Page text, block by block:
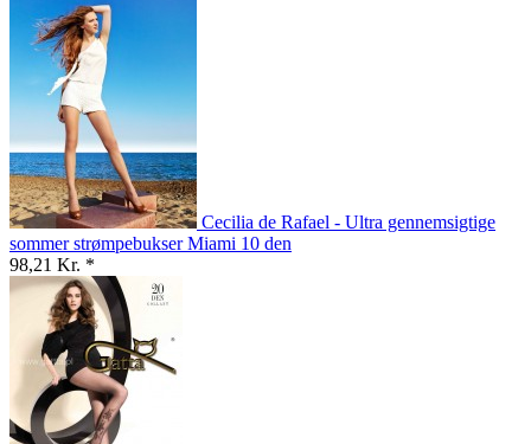
Cecilia de Rafael - Ultra gennemsigtige
sommer strømpebukser Miami 10 den
98,21 Kr. *